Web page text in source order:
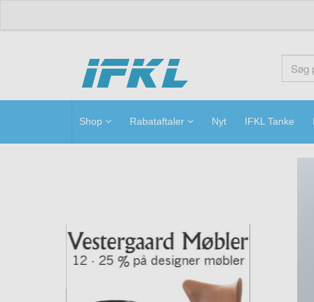
ifkl
Shop Rabataftaler Nyt IFKL Tanke